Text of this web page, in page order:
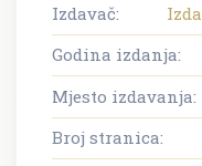
Izdavač:
Godina izdanja:
Mjesto izdavanja:
Broj stranica: